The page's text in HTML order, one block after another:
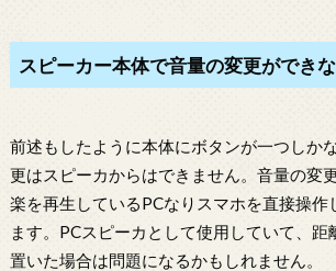
スピーカー本体で音量の変更ができ
前述もしたように本体にボタンが一つしか
更はスピーカからはできません。音量の変
楽を再生しているPCなりスマホを直接操作
ます。PCスピーカとして使用していて、距
置いた場合は問題になるかもしれません。